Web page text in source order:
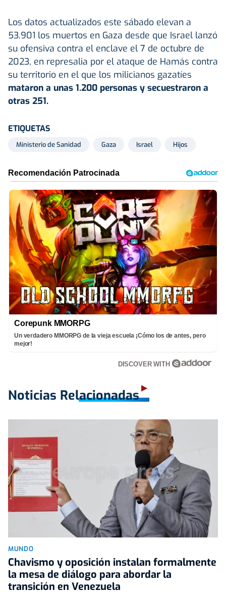
Los datos actualizados este sábado elevan a
53.901 los muertos en Gaza desde que Israel lanzó
su ofensiva contra el enclave el 7 de octubre de
2023, en represalia por el ataque de Hamás contra
su territorio en el que los milicianos gazatíes
mataron a unas 1.200 personas y secuestraron a
otras 251.
ETIQUETAS
Ministerio de Sanidad Gaza Israel Hijos
Corepunk MMORPG
Un verdadero MMORPG de la vieja escuela ¡Cómo los de antes, pero
mejor!
DISCOVER WITH
Noticias Relacionadas
MUNDO
Chavismo y oposición instalan formalmente
la mesa de diálogo para abordar la
transición en Venezuela